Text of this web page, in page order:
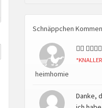
Schnäppchen
heimhomie
👍🏻
Danke,